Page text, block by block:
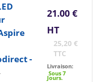
-
21.00 €
HT
25,20 €
TTC
Livraison:
Sous 7
Jours.